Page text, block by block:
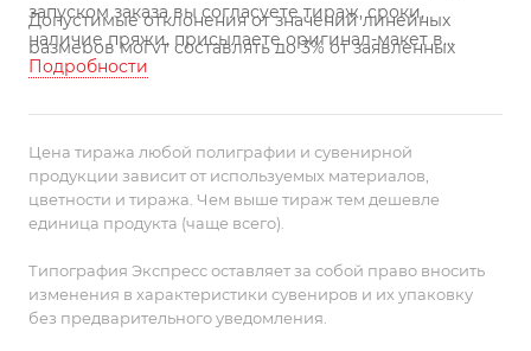
Допустимые отклонения от значений линейных
размеров могут составлять до 3% от заявленных
параметров (ГОСТ 51554-99).
Отправляя запрос, укажите в поле «Примечание»
формы заказа следующие данные.
запуском заказа вы согласуете тираж, сроки,
наличие пряжи, присылаете оригинал-макет в
векторном формате.
утверждаем созданный программой рисунок в
петлях и вяжем тираж.3. Принимаем готовый заказ
на склад, проверяем, упаковываем и передаем в
доставку. С 10 января по 30 сентября включительно
вы можете заказать изготовление сигнального
Подробности
Цена тиража любой полиграфии и сувенирной
продукции зависит от используемых материалов,
цветности и тиража. Чем выше тираж тем дешевле
единица продукта (чаще всего).
Типография Экспресс оставляет за собой право вносить
изменения в характеристики сувениров и их упаковку
без предварительного уведомления.